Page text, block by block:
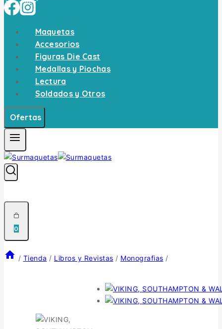
Maquetas
Accesorios
Figuras Die Cast
Medallas y Piochas
Lectura
Soldados y Otros
Ofertas
0
/ Tienda / Libros y Revistas / Monografias /